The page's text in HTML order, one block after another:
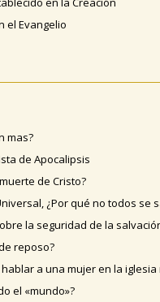
el Evangelio
mas?
de Apocalipsis
de Cristo?
¿Por qué no todos se
la seguridad de la
reposo?
hablar a una mujer en la
el «mundo»?